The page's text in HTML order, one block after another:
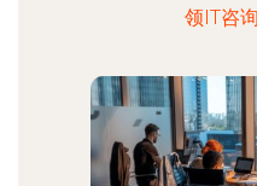
领IT咨